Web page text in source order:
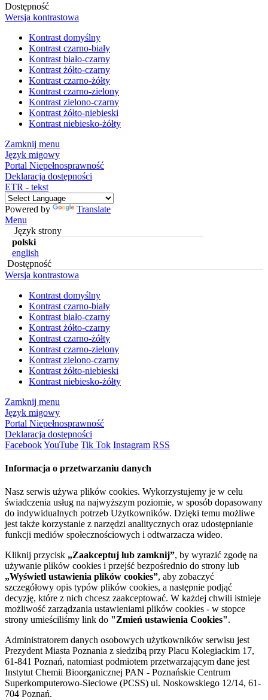
Dostępność
Wersja kontrastowa
Kontrast domyślny
Kontrast czarno-biały
Kontrast biało-czarny
Kontrast żółto-czarny
Kontrast czarno-żółty
Kontrast czarno-zielony
Kontrast zielono-czarny
Kontrast żółto-niebieski
Kontrast niebiesko-żółty
Zamknij menu
Język migowy
Portal Niepełnosprawność
Deklaracja dostępności
ETR - tekst
Powered by
Translate
Menu
Język strony
polski
english
Dostępność
Wersja kontrastowa
Kontrast domyślny
Kontrast czarno-biały
Kontrast biało-czarny
Kontrast żółto-czarny
Kontrast czarno-żółty
Kontrast czarno-zielony
Kontrast zielono-czarny
Kontrast żółto-niebieski
Kontrast niebiesko-żółty
Zamknij menu
Język migowy
Portal Niepełnosprawność
Deklaracja dostępności
FacebookYouTube Tik Tok Instagram RSS
Informacja o przetwarzaniu danych
Nasz serwis używa plików cookies. Wykorzystujemy je w celu
świadczenia usług na najwyższym poziomie, w sposób dopasowany
do indywidualnych potrzeb Użytkowników. Dzięki temu możliwe
jest także korzystanie z narzędzi analitycznych oraz udostępnianie
funkcji mediów społecznościowych i odtwarzacza wideo.
Kliknij przycisk „Zaakceptuj lub zamknij”, by wyrazić zgodę na
używanie plików cookies i przejść bezpośrednio do strony lub
„Wyświetl ustawienia plików cookies”, aby zobaczyć
szczegółowy opis typów plików cookies, a następnie podjąć
decyzję, które z nich chcesz zaakceptować. W każdej chwili istnieje
możliwość zarządzania ustawieniami plików cookies - w stopce
strony umieściliśmy link do "Zmień ustawienia Cookies".
Administratorem danych osobowych użytkowników serwisu jest
Prezydent Miasta Poznania z siedzibą przy Placu Kolegiackim 17,
61-841 Poznań, natomiast podmiotem przetwarzającym dane jest
Instytut Chemii Bioorganicznej PAN - Poznańskie Centrum
Superkomputerowo-Sieciowe (PCSS) ul. Noskowskiego 12/14, 61-
704 Poznań.